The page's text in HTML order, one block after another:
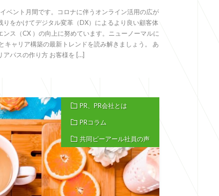
ベント月間です。コロナに伴うオンライン活用の広が
をかけてデジタル変革（DX）によるより良い顧客体
ス（CX ）の向上に努めています。ニューノーマルに
キャリア構築の最新トレンドを読み解きましょう。 あ
アパスの作り方 お客様を […]
PR、PR会社とは
PRコラム
共同ピーアール社員の声